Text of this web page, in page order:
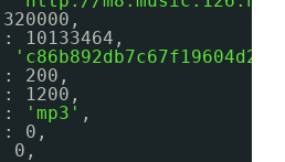
: 10133464,
: 200,
: 1200,
: 'mp3' ,
: 0,
0,